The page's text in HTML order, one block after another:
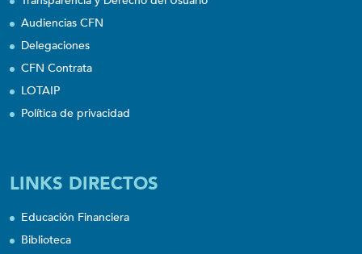
Audiencias CFN
Delegaciones
CFN Contrata
LOTAIP
Política de privacidad
LINKS DIRECTOS
Educación Financiera
Biblioteca